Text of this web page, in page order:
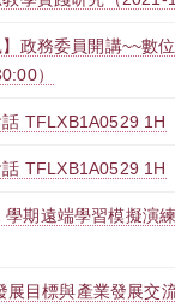
政務委員開講~~數
）
TFLXB1A0529 1H
TFLXB1A0529 1H
學期遠端學習模擬演
展目標與產業發展交